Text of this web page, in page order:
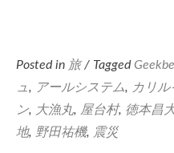
Posted in 旅 / Tagged
ュ, アールシステム, カリル
ン, 大漁丸, 屋台村, 徳本昌
地, 野田祐機, 震災